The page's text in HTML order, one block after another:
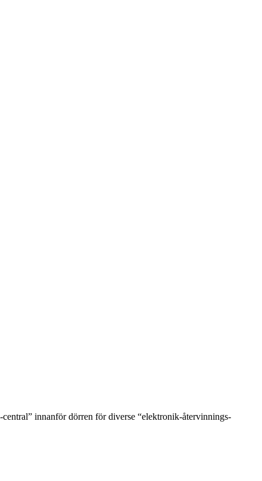
innanför dörren för diverse “elektronik-återvinnings-